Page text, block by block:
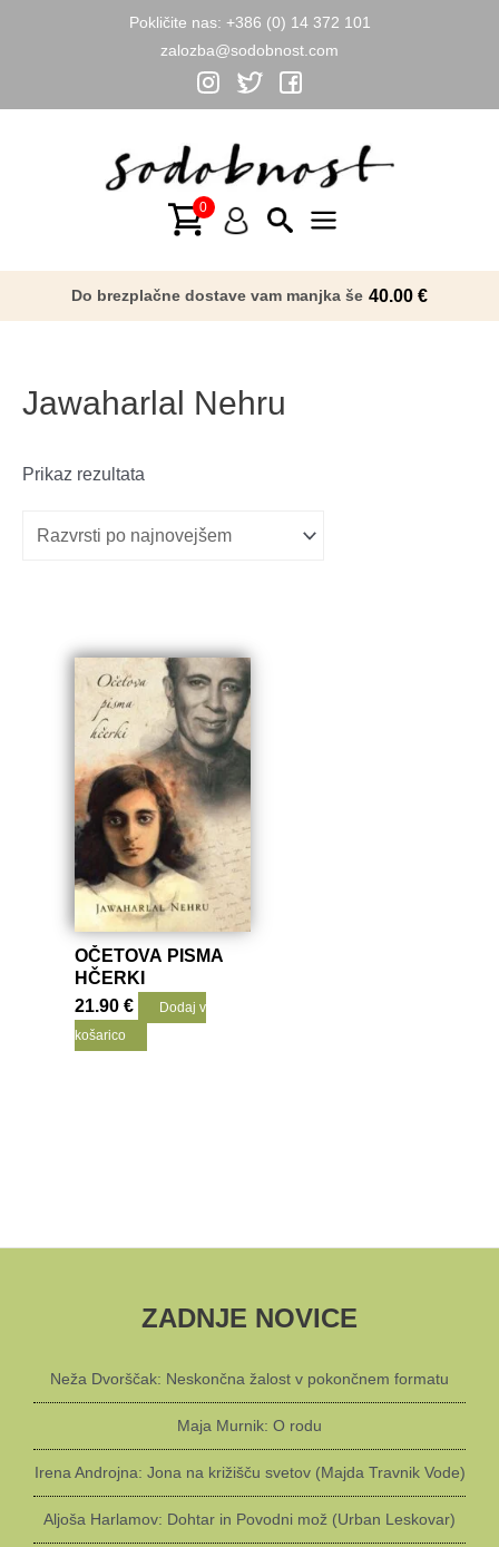
Pokličite nas: +386 (0) 14 372 101
zalozba@sodobnost.com
Menu
Do brezplačne dostave vam manjka še 40.00 €
Jawaharlal Nehru
Prikaz rezultata
OČETOVA PISMA
HČERKI
21.90€
Dodaj v
košarico
ZADNJE NOVICE
Neža Dvorščak: Neskončna žalost v pokončnem formatu
Maja Murnik: O rodu
Irena Androjna: Jona na križišču svetov (Majda Travnik Vode)
Aljoša Harlamov: Dohtar in Povodni mož (Urban Leskovar)